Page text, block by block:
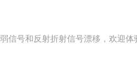
信号和反射折射信号漂移，欢迎体